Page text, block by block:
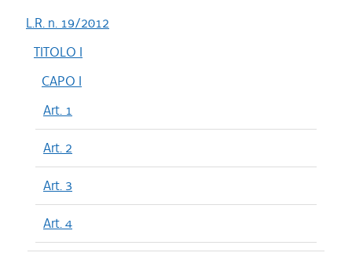
L.R. n. 19/2012
TITOLO I
CAPO I
Art. 1
Art. 2
Art. 3
Art. 4